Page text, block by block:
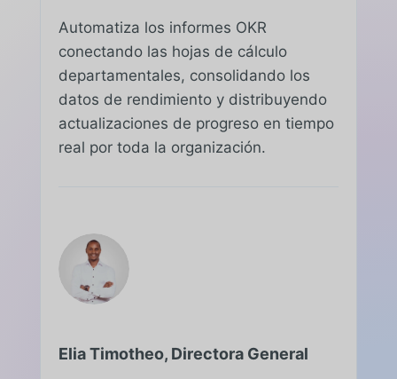
Automatiza los informes OKR
conectando las hojas de cálculo
departamentales, consolidando los
datos de rendimiento y distribuyendo
actualizaciones de progreso en tiempo
real por toda la organización.
Elia Timotheo, Directora General